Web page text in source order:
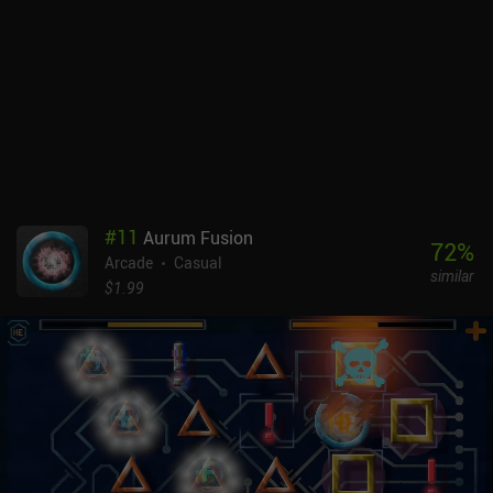
#11 Aurum Fusion
Arcade
Casual
$1.99
72%
similar